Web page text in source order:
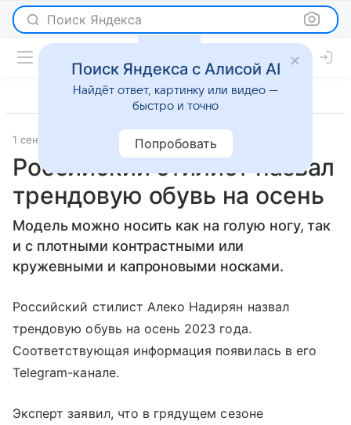
Поиск Яндекса
1 сентября 2023 Lenta.Ru Новости
Российский стилист назвал
трендовую обувь на осень
Модель можно носить как на голую ногу, так
и с плотными контрастными или
кружевными и капроновыми носками.
Российский стилист Алеко Надирян назвал
трендовую обувь на осень 2023 года.
Соответствующая информация появилась в его
Telegram-канале.
Эксперт заявил, что в грядущем сезоне
Поиск Яндекса с Алисой AI
Найдёт ответ, картинку или видео —
быстро и точно
Попробовать